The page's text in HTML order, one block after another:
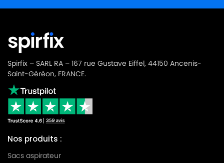
MIELE
MIELE ALLERVAC S700
MIELE
MIELE ALLERVAC S800
MIELE
MIELE ALLERVAC SENSOR
MIELE
MIELE ALLERVAC SENSOR 2000
MIELE
MIELE ALU LIMITED EDITION
Spirfix – SARL RA – 167 rue Gustave Eiffel, 44150 Ancenis-
Saint-Géréon, FRANCE.
Nos produits :
Sacs aspirateur